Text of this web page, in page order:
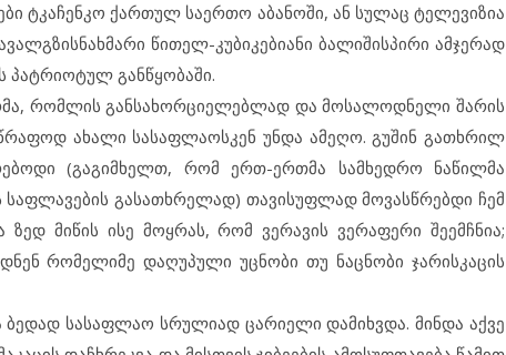
ტკაჩენკო ქართულ საერთო აბანოში, ან სულაც ტელევიზია
წითელ-კუბიკებიანი ბალიშისპირი ამჯერად
პატრიოტულ განწყობაში.
რომლის განსახორციელებლად და მოსალოდნელი შარის
ახალი სასაფლაოსკენ უნდა ამეღო. გუშინ გათხრილ
(გაგიმხელთ, რომ ერთ-ერთმა სამხედრო ნაწილმა
საფლავების გასათხრელად) თავისუფლად მოვასწრებდი ჩემ
მიწის ისე მოყრას, რომ ვერავის ვერაფერი შეემჩნია;
რომელიმე დაღუპული უცნობი თუ ნაცნობი ჯარისკაცის
ბედად სასაფლაო სრულიად ცარიელი დამიხვდა. მინდა აქვე